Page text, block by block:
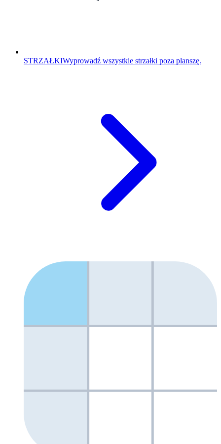
STRZAŁKIWyprowadź wszystkie strzałki poza planszę.